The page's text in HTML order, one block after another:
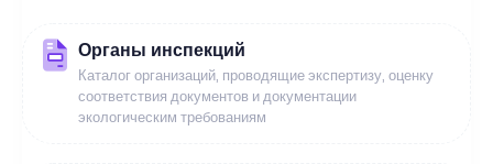
Органы инспекций
Каталог организаций, проводящие экспертизу, оценку
соответствия документов и документации
экологическим требованиям